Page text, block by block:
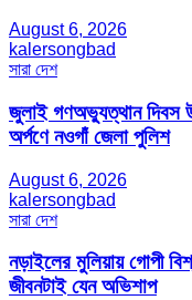
August 6, 2026
kalersongbad
সারা দেশ
জুলাই গণঅভ্যুত্থান দিবস
অর্পণে নওগাঁ জেলা পুলিশ
August 6, 2026
kalersongbad
সারা দেশ
নড়াইলের মুলিয়ায় গোপী
জীবনটাই যেন অভিশাপ